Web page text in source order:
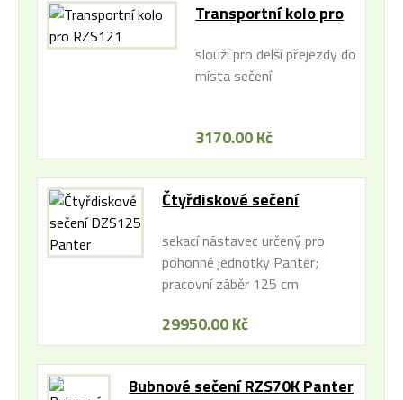
Transportní kolo pro
slouží pro delší přejezdy do
místa sečení
3170.00 Kč
Čtyřdiskové sečení
sekací nástavec určený pro
pohonné jednotky Panter;
pracovní záběr 125 cm
29950.00 Kč
Bubnové sečení RZS70K Panter